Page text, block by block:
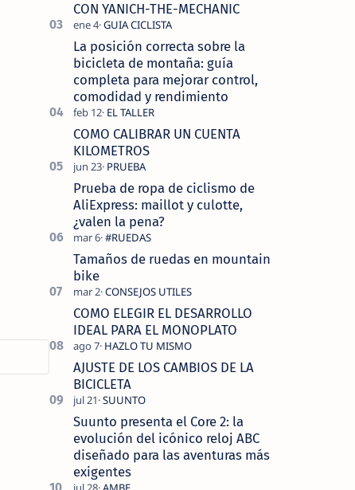
CON YANICH-THE-MECHANIC
La posición correcta sobre la
bicicleta de montaña: guía
completa para mejorar control,
comodidad y rendimiento
COMO CALIBRAR UN CUENTA
KILOMETROS
Prueba de ropa de ciclismo de
AliExpress: maillot y culotte,
¿valen la pena?
Tamaños de ruedas en mountain
bike
COMO ELEGIR EL DESARROLLO
IDEAL PARA EL MONOPLATO
AJUSTE DE LOS CAMBIOS DE LA
BICICLETA
Suunto presenta el Core 2: la
evolución del icónico reloj ABC
diseñado para las aventuras más
exigentes